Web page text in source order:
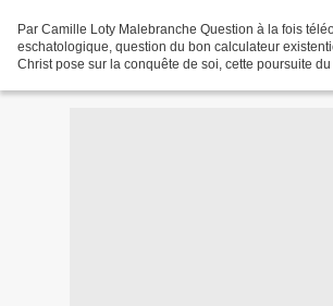
Par Camille Loty Malebranche Question à la fois
eschatologique, question du bon calculateur
Christ pose sur la conquête de soi, cette poursuite